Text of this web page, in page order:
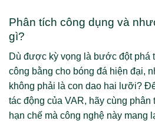
Phân tích công dụng và
gì?
Dù được kỳ vọng là bước đột phá
công bằng cho bóng đá hiện đại,
không phải là con dao hai lưỡi?
tác động của VAR, hãy cùng phân
hạn chế mà công nghệ này mang